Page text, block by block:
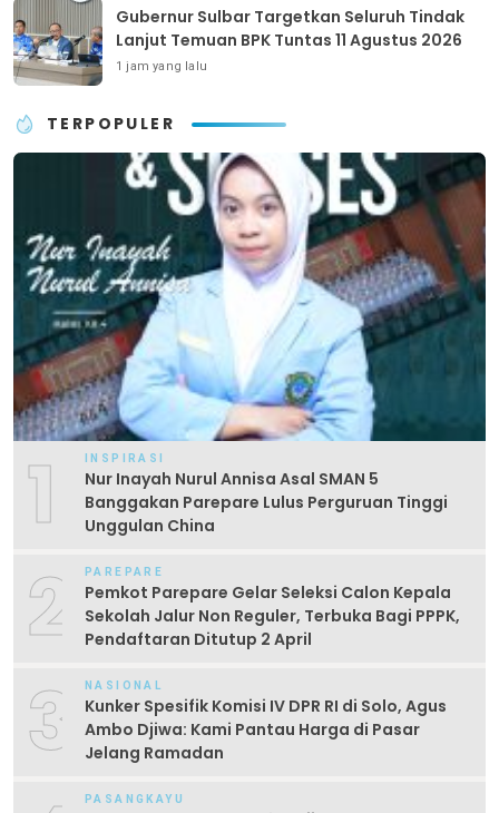
Gubernur Sulbar Targetkan Seluruh Tindak
Lanjut Temuan BPK Tuntas 11 Agustus 2026
1 jam yang lalu
TERPOPULER
1 INSPIRASI
Nur Inayah Nurul Annisa Asal SMAN 5
Banggakan Parepare Lulus Perguruan Tinggi
Unggulan China
2 PAREPARE
Pemkot Parepare Gelar Seleksi Calon Kepala
Sekolah Jalur Non Reguler, Terbuka Bagi PPPK,
Pendaftaran Ditutup 2 April
3 NASIONAL
Kunker Spesifik Komisi IV DPR RI di Solo, Agus
Ambo Djiwa: Kami Pantau Harga di Pasar
Jelang Ramadan
PASANGKAYU